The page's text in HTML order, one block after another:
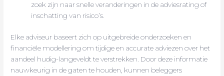
zoek zijn naar snelle veranderingen in de adviesrating of
inschatting van risico’s.
Elke adviseur baseert zich op uitgebreide onderzoeken en
financiële modellering om tijdige en accurate adviezen over het
aandeel hudig-langeveldt te verstrekken. Door deze informatie
nauwkeurig in de gaten te houden, kunnen beleggers